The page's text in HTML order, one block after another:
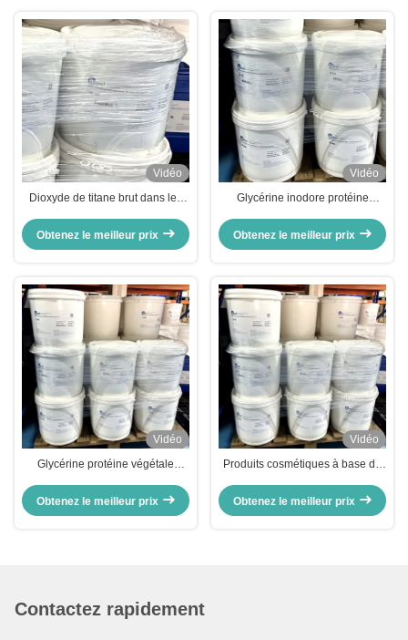
Vidéo
Dioxyde de titane brut dans les
protéines végétales hydrolysées
Obtenez le meilleur prix
Vidéo
Glycérine inodore protéine
premières Perles cosmétiques
Obtenez le meilleur prix
Vidéo
Glycérine protéine végétale
cosmétiques personnalisables
Obtenez le meilleur prix
Vidéo
Produits cosmétiques à base de
Obtenez le meilleur prix
Contactez rapidement